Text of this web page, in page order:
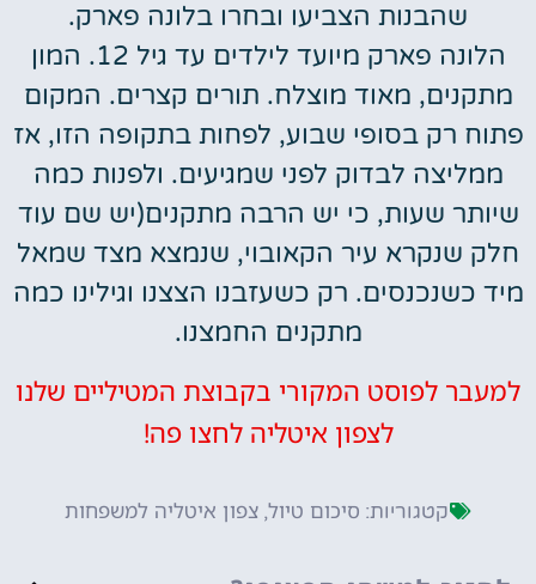
שהבנות הצביעו ובחרו בלונה פארק.
הלונה פארק מיועד לילדים עד גיל 12. המון
מתקנים, מאוד מוצלח. תורים קצרים. המקום
פתוח רק בסופי שבוע, לפחות בתקופה הזו, אז
ממליצה לבדוק לפני שמגיעים. ולפנות כמה
שיותר שעות, כי יש הרבה מתקנים(יש שם עוד
חלק שנקרא עיר הקאובוי, שנמצא מצד שמאל
מיד כשנכנסים. רק כשעזבנו הצצנו וגילינו כמה
מתקנים החמצנו.
למעבר לפוסט המקורי בקבוצת המטיליים שלנו
לצפון איטליה לחצו פה!
קטגוריות: סיכום טיול, צפון איטליה למשפחות